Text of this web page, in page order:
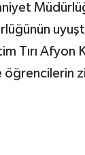
Tırı
öğrencilerin